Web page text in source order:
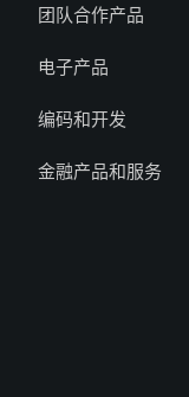
团队合作产品
电子产品
编码和开发
金融产品和服务